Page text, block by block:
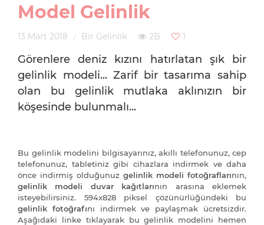
Model Gelinlik
13 Mart 2018 Bir Gelinlik 2B 1
Görenlere deniz kızını hatırlatan şık bir
gelinlik modeli... Zarif bir tasarıma sahip
olan bu gelinlik mutlaka aklınızın bir
köşesinde bulunmalı...
Bu gelinlik modelini bilgisayarınız, akıllı telefonunuz, cep
telefonunuz, tabletiniz gibi cihazlara indirmek ve daha
önce indirmiş olduğunuz gelinlik modeli fotoğraflarının,
gelinlik modeli duvar kağıtlarının arasına eklemek
isteyebilirsiniz. 594x828 piksel çözünürlüğündeki bu
gelinlik fotoğrafını indirmek ve paylaşmak ücretsizdir.
Aşağıdaki linke tıklayarak bu gelinlik modelini hemen